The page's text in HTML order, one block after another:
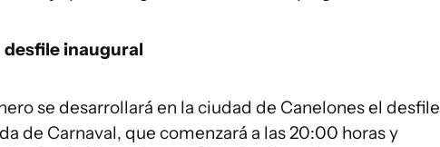
desfile inaugural
se desarrollará en la ciudad de Canelones el desfile
de Carnaval, que comenzará a las 20:00 horas y